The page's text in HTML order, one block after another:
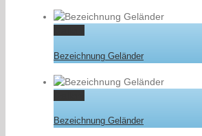
Bezeichnung Geländer
Bezeichnung Geländer